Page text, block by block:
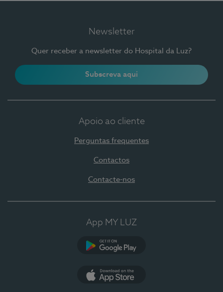
Newsletter
Quer receber a newsletter do Hospital da Luz?
Subscreva aqui
Apoio ao cliente
Perguntas frequentes
Contactos
Contacte-nos
App MY LUZ